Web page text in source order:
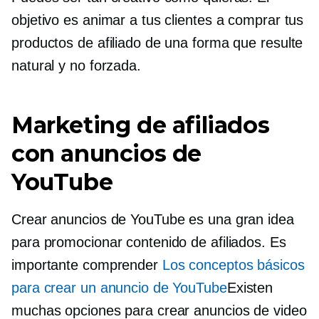
objetivo es animar a tus clientes a comprar tus
productos de afiliado de una forma que resulte
natural y no forzada.
Marketing de afiliados
con anuncios de
YouTube
Crear anuncios de YouTube es una gran idea
para promocionar contenido de afiliados. Es
importante comprender Los conceptos básicos
para crear un anuncio de YouTubeExisten
muchas opciones para crear anuncios de video